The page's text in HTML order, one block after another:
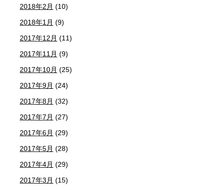
2018年2月 (10)
2018年1月 (9)
2017年12月 (11)
2017年11月 (9)
2017年10月 (25)
2017年9月 (24)
2017年8月 (32)
2017年7月 (27)
2017年6月 (29)
2017年5月 (28)
2017年4月 (29)
2017年3月 (15)